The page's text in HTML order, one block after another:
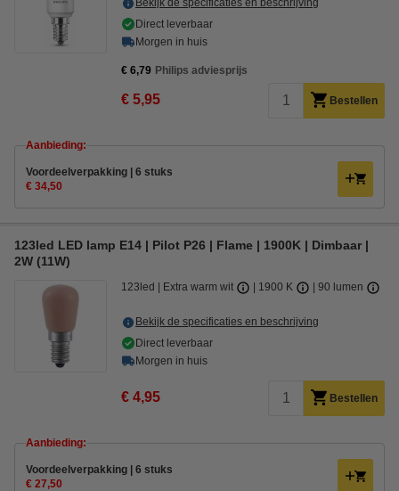
Bekijk de specificaties en beschrijving
Direct leverbaar
Morgen in huis
€ 6,79 Philips adviesprijs
€ 5,95 Bestellen
Aanbieding:
Voordeelverpakking | 6 stuks
€ 34,50
123led LED lamp E14 | Pilot P26 | Flame | 1900K | Dimbaar |
2W (11W)
123led Extra warm wit 1900 K 90 lumen
Bekijk de specificaties en beschrijving
Direct leverbaar
Morgen in huis
€ 4,95 Bestellen
Aanbieding:
Voordeelverpakking | 6 stuks
€ 27,50